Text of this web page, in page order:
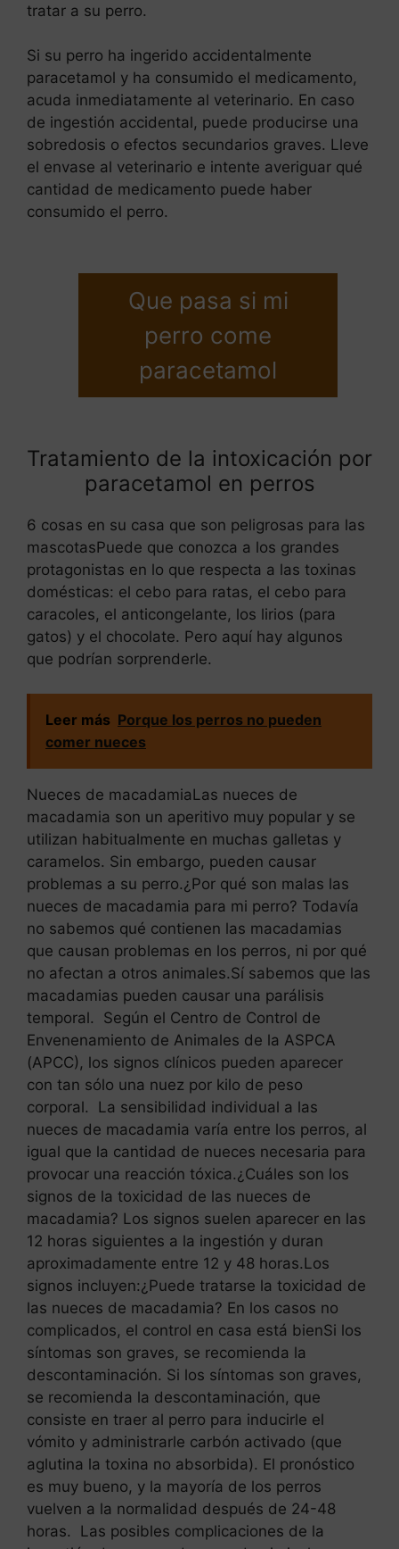
tratar a su perro.
Si su perro ha ingerido accidentalmente
paracetamol y ha consumido el medicamento,
acuda inmediatamente al veterinario. En caso
de ingestión accidental, puede producirse una
sobredosis o efectos secundarios graves. Lleve
el envase al veterinario e intente averiguar qué
cantidad de medicamento puede haber
consumido el perro.
Que pasa si mi
perro come
paracetamol
Tratamiento de la intoxicación por
paracetamol en perros
6 cosas en su casa que son peligrosas para las
mascotasPuede que conozca a los grandes
protagonistas en lo que respecta a las toxinas
domésticas: el cebo para ratas, el cebo para
caracoles, el anticongelante, los lirios (para
gatos) y el chocolate. Pero aquí hay algunos
que podrían sorprenderle.
Leer más Porque los perros no pueden
comer nueces
Nueces de macadamiaLas nueces de
macadamia son un aperitivo muy popular y se
utilizan habitualmente en muchas galletas y
caramelos. Sin embargo, pueden causar
problemas a su perro.¿Por qué son malas las
nueces de macadamia para mi perro? Todavía
no sabemos qué contienen las macadamias
que causan problemas en los perros, ni por qué
no afectan a otros animales.Sí sabemos que las
macadamias pueden causar una parálisis
temporal. Según el Centro de Control de
Envenenamiento de Animales de la ASPCA
(APCC), los signos clínicos pueden aparecer
con tan sólo una nuez por kilo de peso
corporal. La sensibilidad individual a las
nueces de macadamia varía entre los perros, al
igual que la cantidad de nueces necesaria para
provocar una reacción tóxica.¿Cuáles son los
signos de la toxicidad de las nueces de
macadamia? Los signos suelen aparecer en las
12 horas siguientes a la ingestión y duran
aproximadamente entre 12 y 48 horas.Los
signos incluyen:¿Puede tratarse la toxicidad de
las nueces de macadamia? En los casos no
complicados, el control en casa está bienSi los
síntomas son graves, se recomienda la
descontaminación. Si los síntomas son graves,
se recomienda la descontaminación, que
consiste en traer al perro para inducirle el
vómito y administrarle carbón activado (que
aglutina la toxina no absorbida). El pronóstico
es muy bueno, y la mayoría de los perros
vuelven a la normalidad después de 24-48
horas. Las posibles complicaciones de la